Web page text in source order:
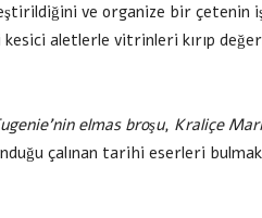
ve organize bir çetenin
kesici aletlerle vitrinleri kırıp
elmas broşu, Kraliçe
çalınan tarihi eserleri